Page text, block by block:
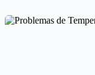
Lavadora que